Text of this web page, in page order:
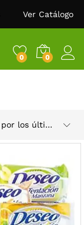
Ver Catálogo
0 0
Ordenar por los últimos